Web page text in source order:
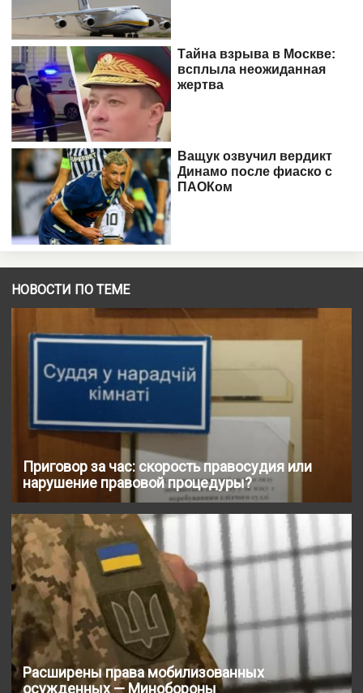
НОВОСТИ ПО ТЕМЕ
Приговор за час: скорость правосудия или
нарушение правовой процедуры?
Расширены права мобилизованных
осужденных — Минобороны